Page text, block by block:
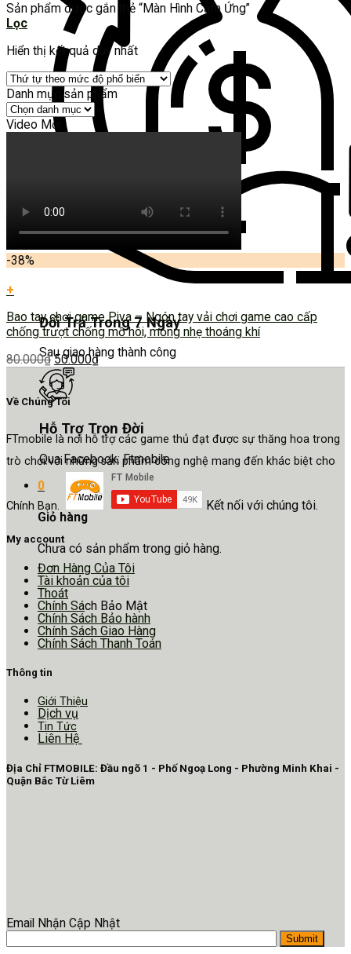
Đổi Trả Trong 7 Ngày
Sau giao hàng thành công
Hỗ Trợ Trọn Đời
Qua Facebook: Ftmobile
0
Giỏ hàng
Chưa có sản phẩm trong giỏ hàng.
Sản phẩm được gắn thẻ “Màn Hình Cảm Ứng”
Lọc
Hiển thị kết quả duy nhất
Danh mục sản phẩm
Video Mới
-38%
+
Bao tay chơi game Piva – Ngón tay vải chơi game cao cấp
chống trượt chống mồ hôi, mỏng nhẹ thoáng khí
80.000₫ 50.000₫
Về Chúng Tôi
FTmobile là nơi hỗ trợ các game thủ đạt được sự thăng hoa trong
trò chơi với những sản phẩm công nghệ mang đến khác biệt cho
Chính Bạn. Kết nối với chúng tôi.
My account
Đơn Hàng Của Tôi
Tài khoản của tôi
Thoát
Chính Sách Bảo Mật
Chính Sách Bảo hành
Chính Sách Giao Hàng
Chính Sách Thanh Toán
Thông tin
Giới Thiệu
Dịch vụ
Tin Tức
Liên Hệ
Địa Chỉ FTMOBILE: Đầu ngõ 1 - Phố Ngoạ Long - Phường Minh Khai -
Quận Bắc Từ Liêm
Email Nhận Cập Nhật